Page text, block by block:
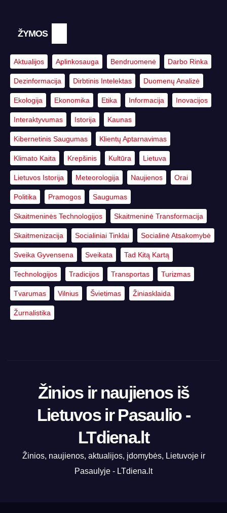
ŽYMOS
Aktualijos Aplinkosauga Bendruomenė Darbo Rinka
Dezinformacija Dirbtinis Intelektas Duomenų Analizė
Ekologija Ekonomika Etika Informacija Inovacijos
Interaktyvumas Istorija Kaunas
Kibernetinis Saugumas Klientų Aptarnavimas
Klimato Kaita Krepšinis Kultūra Lietuva
Lietuvos Istorija Meteorologija Naujienos Orai
Politika Pramogos Saugumas
Skaitmeninės Technologijos Skaitmeninė Transformacija
Skaitmenizacija Socialiniai Tinklai Socialinė Atsakomybė
Sveika Gyvensena Sveikata Tad Kitą Kartą
Technologijos Tradicijos Transportas Turizmas
Tvarumas Vilnius Švietimas Žiniasklaida
Žurnalistika
Žinios ir naujienos iš
Lietuvos ir Pasaulio -
LTdiena.lt
Žinios, naujienos, aktualijos, įdomybės, Lietuvoje ir
Pasaulyje - LTdiena.lt